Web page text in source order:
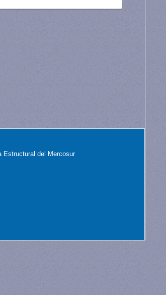
Estructural del Mercosur